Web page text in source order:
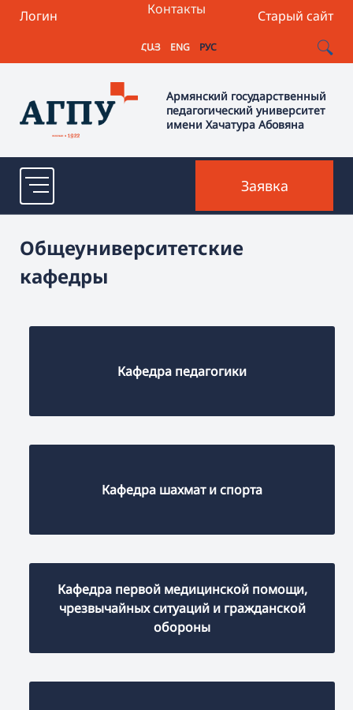
Логин Старый сайт
Контакты
ՀԱՅ ENG РУС
Армянский государственный
педагогический университет
имени Хачатура Абовяна
Заявка
Общеуниверситетские
кафедры
Кафедра педагогики
Кафедра шахмат и спорта
Кафедра первой медицинской помощи,
чрезвычайных ситуаций и гражданской
обороны